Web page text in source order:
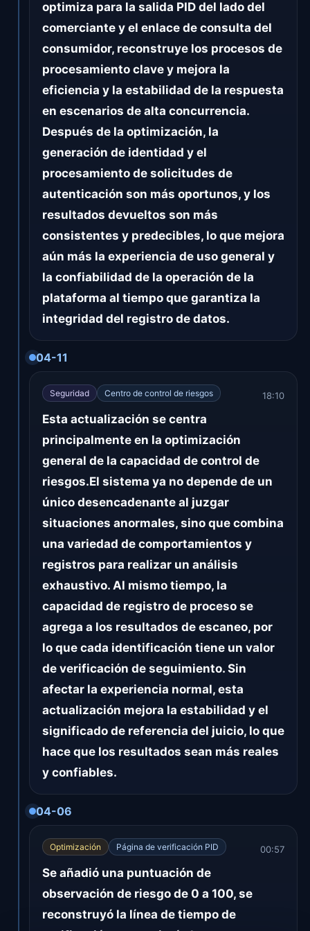
optimiza para la salida PID del lado del
comerciante y el enlace de consulta del
consumidor, reconstruye los procesos de
procesamiento clave y mejora la
eficiencia y la estabilidad de la respuesta
en escenarios de alta concurrencia.
Después de la optimización, la
generación de identidad y el
procesamiento de solicitudes de
autenticación son más oportunos, y los
resultados devueltos son más
consistentes y predecibles, lo que mejora
aún más la experiencia de uso general y
la confiabilidad de la operación de la
plataforma al tiempo que garantiza la
integridad del registro de datos.
04-11
Seguridad Centro de control de riesgos 18:10
Esta actualización se centra
principalmente en la optimización
general de la capacidad de control de
riesgos.El sistema ya no depende de un
único desencadenante al juzgar
situaciones anormales, sino que combina
una variedad de comportamientos y
registros para realizar un análisis
exhaustivo. Al mismo tiempo, la
capacidad de registro de proceso se
agrega a los resultados de escaneo, por
lo que cada identificación tiene un valor
de verificación de seguimiento. Sin
afectar la experiencia normal, esta
actualización mejora la estabilidad y el
significado de referencia del juicio, lo que
hace que los resultados sean más reales
y confiables.
04-06
Optimización Página de verificación PID 00:57
Se añadió una puntuación de
observación de riesgo de 0 a 100, se
reconstruyó la línea de tiempo de